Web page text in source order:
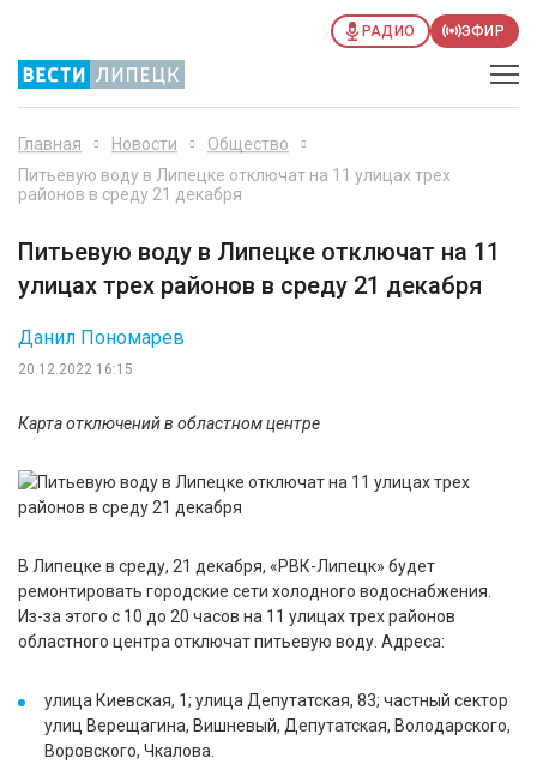
РАДИО ЭФИР
Главная Новости
Общество
Питьевую воду в Липецке отключат на 11 улицах трех
районов в среду 21 декабря
Питьевую воду в Липецке отключат на 11
улицах трех районов в среду 21 декабря
20.12.2022 16:15
Данил Пономарев
Карта отключений в областном центре
В Липецке в среду, 21 декабря, «РВК-Липецк» будет
ремонтировать городские сети холодного водоснабжения.
Из-за этого с 10 до 20 часов на 11 улицах трех районов
областного центра отключат питьевую воду. Адреса:
улица Киевская, 1; улица Депутатская, 83; частный сектор
улиц Верещагина, Вишневый, Депутатская, Володарского,
Воровского, Чкалова.